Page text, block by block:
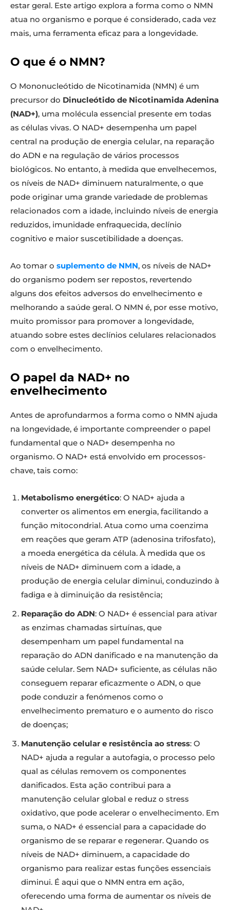
estar geral. Este artigo explora a forma como o NMN
atua no organismo e porque é considerado, cada vez
mais, uma ferramenta eficaz para a longevidade.
O que é o NMN?
O Mononucleótido de Nicotinamida (NMN) é um
precursor do Dinucleótido de Nicotinamida Adenina
(NAD+), uma molécula essencial presente em todas
as células vivas. O NAD+ desempenha um papel
central na produção de energia celular, na reparação
do ADN e na regulação de vários processos
biológicos. No entanto, à medida que envelhecemos,
os níveis de NAD+ diminuem naturalmente, o que
pode originar uma grande variedade de problemas
relacionados com a idade, incluindo níveis de energia
reduzidos, imunidade enfraquecida, declínio
cognitivo e maior suscetibilidade a doenças.
Ao tomar o suplemento de NMN, os níveis de NAD+
do organismo podem ser repostos, revertendo
alguns dos efeitos adversos do envelhecimento e
melhorando a saúde geral. O NMN é, por esse motivo,
muito promissor para promover a longevidade,
atuando sobre estes declínios celulares relacionados
com o envelhecimento.
O papel da NAD+ no
envelhecimento
Antes de aprofundarmos a forma como o NMN ajuda
na longevidade, é importante compreender o papel
fundamental que o NAD+ desempenha no
organismo. O NAD+ está envolvido em processos-
chave, tais como:
Metabolismo energético: O NAD+ ajuda a
converter os alimentos em energia, facilitando a
função mitocondrial. Atua como uma coenzima
em reações que geram ATP (adenosina trifosfato),
a moeda energética da célula. À medida que os
níveis de NAD+ diminuem com a idade, a
produção de energia celular diminui, conduzindo à
fadiga e à diminuição da resistência;
Reparação do ADN: O NAD+ é essencial para ativar
as enzimas chamadas sirtuínas, que
desempenham um papel fundamental na
reparação do ADN danificado e na manutenção da
saúde celular. Sem NAD+ suficiente, as células não
conseguem reparar eficazmente o ADN, o que
pode conduzir a fenómenos como o
envelhecimento prematuro e o aumento do risco
de doenças;
Manutenção celular e resistência ao stress: O
NAD+ ajuda a regular a autofagia, o processo pelo
qual as células removem os componentes
danificados. Esta ação contribui para a
manutenção celular global e reduz o stress
oxidativo, que pode acelerar o envelhecimento. Em
suma, o NAD+ é essencial para a capacidade do
organismo de se reparar e regenerar. Quando os
níveis de NAD+ diminuem, a capacidade do
organismo para realizar estas funções essenciais
diminui. É aqui que o NMN entra em ação,
oferecendo uma forma de aumentar os níveis de